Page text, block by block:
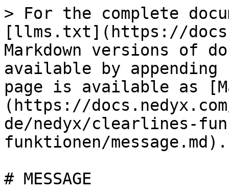
> For the complete
[llms.txt](https://
Markdown versions of
available by
page is available as
(https://
de/nedyx/clearlines-
funktionen/message.md).
# MESSAGE